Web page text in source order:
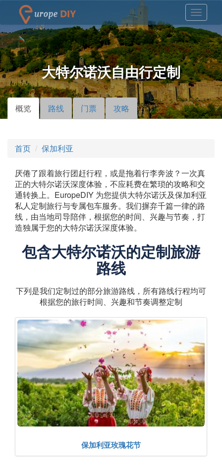
大特尔诺沃自由行定制
主标签
概览 （活
动标
路线 门票 攻略
首页 保加利亚
厌倦了跟着旅行团赶行程，或是拖着行李奔波？一次真
正的大特尔诺沃深度体验，不应耗费在繁琐的攻略和交
通转换上。EuropeDIY 为您提供大特尔诺沃及保加利亚
私人定制旅行与专属包车服务。我们摒弃千篇一律的路
线，由当地司导陪伴，根据您的时间、兴趣与节奏，打
造独属于您的大特尔诺沃深度体验。
包含大特尔诺沃的定制旅游
路线
下列是我们定制过的部分旅游路线，所有路线行程均可
根据您的旅行时间、兴趣和节奏调整定制
保加利亚玫瑰花节